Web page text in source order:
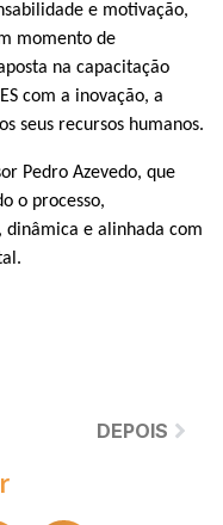
e motivação,
momento de
na capacitação
com a inovação, a
seus recursos humanos.
Pedro Azevedo, que
o processo,
e alinhada com
DEPOIS